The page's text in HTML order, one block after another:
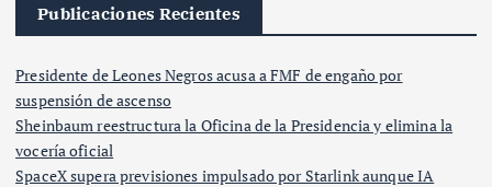
Publicaciones Recientes
Presidente de Leones Negros acusa a FMF de engaño por
suspensión de ascenso
Sheinbaum reestructura la Oficina de la Presidencia y elimina la
vocería oficial
SpaceX supera previsiones impulsado por Starlink aunque IA